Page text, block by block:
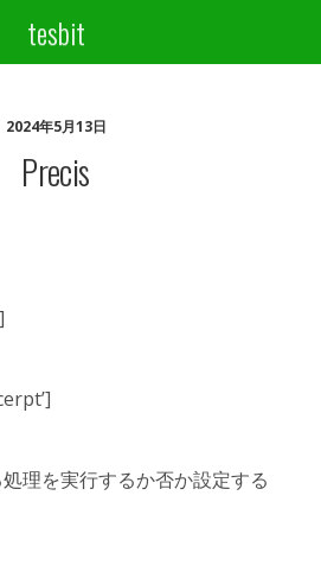
tesbit
2024年5月13日
Precis
理を実行するか否か設定する